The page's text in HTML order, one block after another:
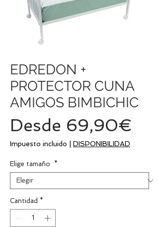
EDREDON +
PROTECTOR CUNA
AMIGOS BIMBICHIC
Desde 69,90€
Impuesto incluido DISPONIBILIDAD
Elige tamaño *
Cantidad *